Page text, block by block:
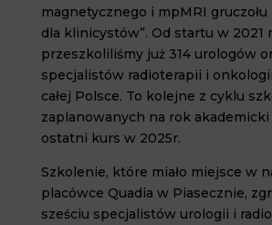
magnetycznego i mpMRI
dla klinicystów”. Od startu w 2021
przeszkoliliśmy już 314 urologów
specjalistów radioterapii i
całej Polsce. To kolejne z cyklu
zaplanowanych na rok
ostatni kurs w 2025r.
Szkolenie, które miało miejsce w
placówce Quadia w Piasecznie,
sześciu specjalistów urologii i